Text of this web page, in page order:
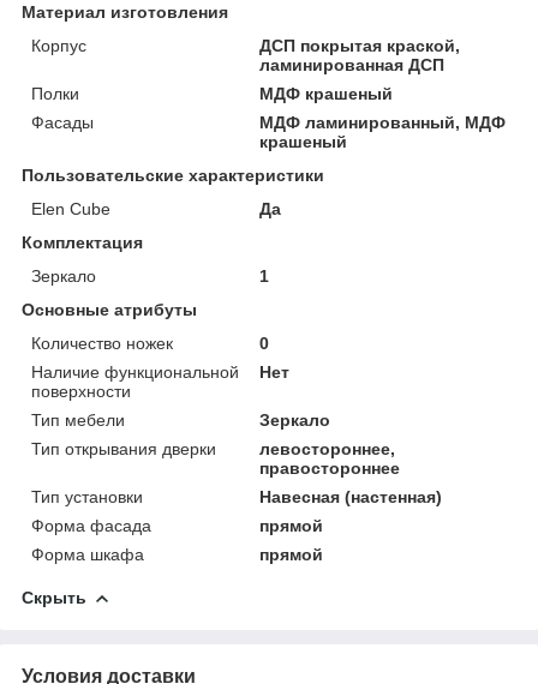
Материал изготовления
Корпус
ДСП покрытая краской,
ламинированная ДСП
Полки
МДФ крашеный
Фасады
МДФ ламинированный, МДФ
крашеный
Пользовательские характеристики
Elen Cube
Да
Комплектация
Зеркало
1
Основные атрибуты
Количество ножек
0
Наличие функциональной
поверхности
Нет
Тип мебели
Зеркало
Тип открывания дверки
левостороннее,
правостороннее
Тип установки
Навесная (настенная)
Форма фасада
прямой
Форма шкафа
прямой
Скрыть
Условия доставки